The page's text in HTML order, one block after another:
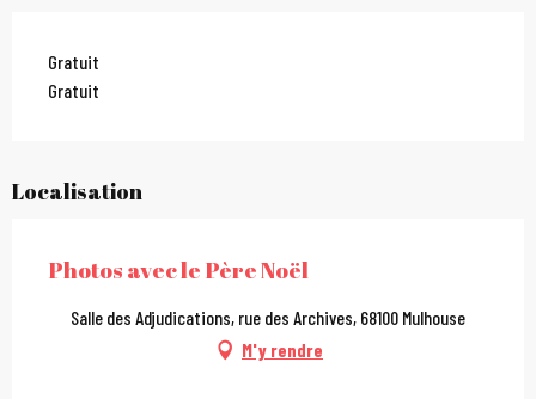
Gratuit
Gratuit
Localisation
Photos avec le Père Noël
Salle des Adjudications, rue des Archives, 68100 Mulhouse
M'y rendre